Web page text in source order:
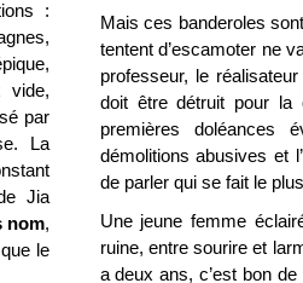
:
vide,
par
La
Jia
nom,
le
Mais ces banderoles
tentent d’escamoter ne
professeur, le
doit être détruit pour la
premières doléances
démolitions abusives et
de parler qui se fait le
Une jeune femme
ruine, entre sourire et
a deux ans, c’est bon